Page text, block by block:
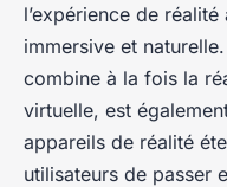
l’expérience de
immersive et
combine à la fois la
virtuelle, est
appareils de réalité
utilisateurs de passer